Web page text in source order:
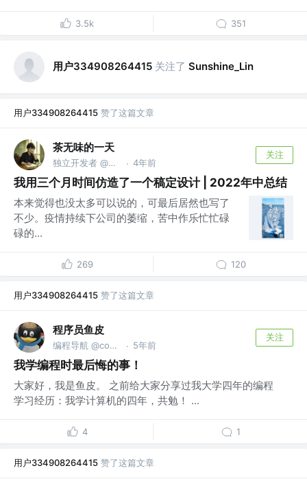
3.5k 351
用户334908264415 关注了 Sunshine_Lin
用户334908264415 赞了这篇文章
茶无味的一天
独立开发者 @迅排 · 4年前
关注
我用三个月时间仿造了一个稿定设计 | 2022年中总结
本来觉得也没太多可以说的，可最后居然也写了
不少。疫情持续下公司的萎缩，苦中作乐忙忙碌
碌的...
269 120
用户334908264415 赞了这篇文章
程序员鱼皮
编程导航 @codefather.cn · 5年前
关注
我学编程时最后悔的事！
大家好，我是鱼皮。 之前给大家分享过我大学四年的编程
学习经历：我学计算机的四年，共勉！ ...
4 1
用户334908264415 赞了这篇文章